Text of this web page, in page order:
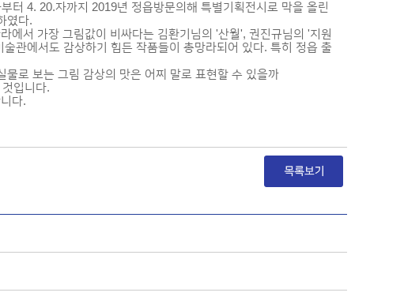
터 4. 20.자까지 2019년 정읍방문의해 특별기획전시로 막을 올린
였다.
에서 가장 그림값이 비싸다는 김환기님의 '산월', 권진규님의 '지원
관에서도 감상하기 힘든 작품들이 총망라되어 있다. 특히 정읍 출
로 보는 그림 감상의 맛은 어찌 말로 표현할 수 있을까
입니다.
다.